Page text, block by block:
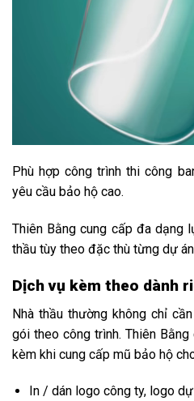
Phù hợp công trình thi công
yêu cầu bảo hộ cao.
Thiên Bằng cung cấp đa dạng
thầu tùy theo đặc thù từng dự
Dịch vụ kèm theo dành
Nhà thầu thường không chỉ
gói theo công trình. Thiên
kèm khi cung cấp mũ bảo hộ
In / dán logo công ty, logo